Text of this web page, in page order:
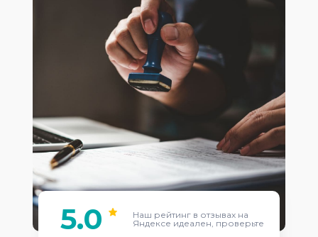
5.0
Наш рейтинг в отзывах на
Яндексе идеален, проверьте